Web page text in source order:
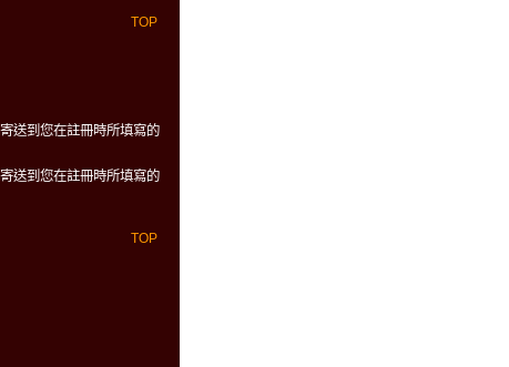
TOP
送到您在註冊時所填寫的
送到您在註冊時所填寫的
TOP